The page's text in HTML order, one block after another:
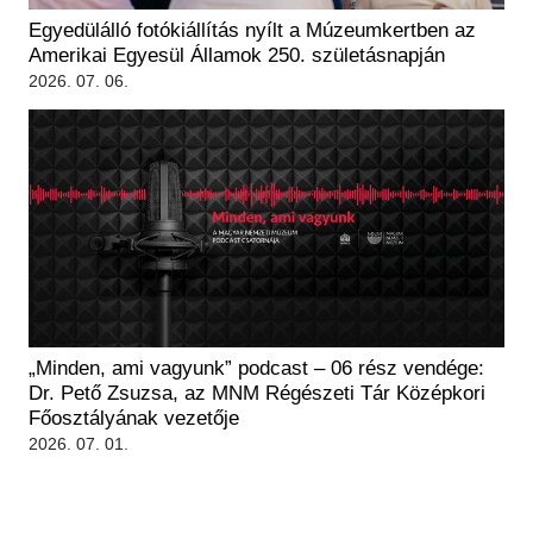
Egyedülálló fotókiállítás nyílt a Múzeumkertben az
Amerikai Egyesül Államok 250. születásnapján
2026. 07. 06.
„Minden, ami vagyunk” podcast – 06 rész vendége:
Dr. Pető Zsuzsa, az MNM Régészeti Tár Középkori
Főosztályának vezetője
2026. 07. 01.